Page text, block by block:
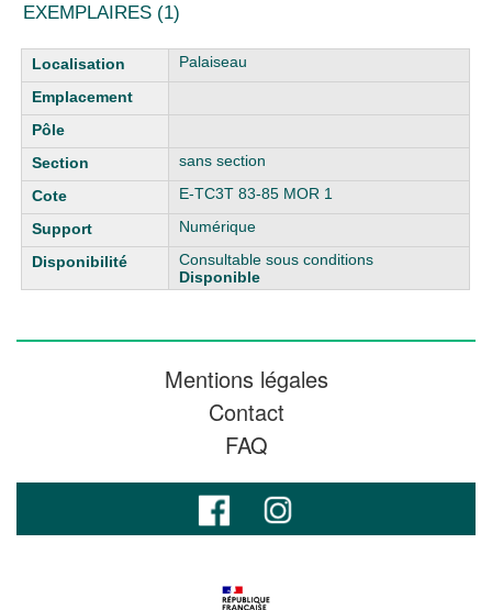
EXEMPLAIRES (1)
Liste des exemplaires Palaiseau
sans section
E-TC3T 83-85 MOR 1
Numérique
Consultable sous conditions
Disponible
Mentions légales
Contact
FAQ